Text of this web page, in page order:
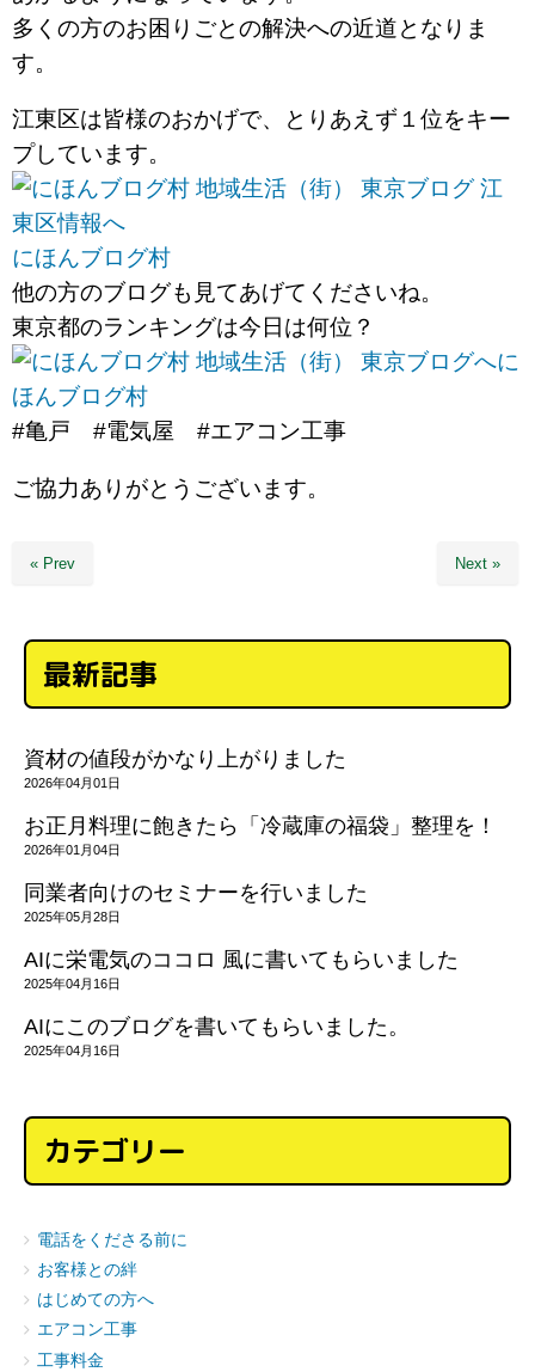
多くの方のお困りごとの解決への近道となりま
す。
江東区は皆様のおかげで、とりあえず１位をキー
プしています。
にほんブログ村
他の方のブログも見てあげてくださいね。
東京都のランキングは今日は何位？
に
ほんブログ村
#亀戸 #電気屋 #エアコン工事
ご協力ありがとうございます。
« Prev Next »
最新記事
資材の値段がかなり上がりました
2026年04月01日
お正月料理に飽きたら「冷蔵庫の福袋」整理を！
2026年01月04日
同業者向けのセミナーを行いました
2025年05月28日
AIに栄電気のココロ 風に書いてもらいました
2025年04月16日
AIにこのブログを書いてもらいました。
2025年04月16日
カテゴリー
電話をくださる前に
お客様との絆
はじめての方へ
エアコン工事
工事料金